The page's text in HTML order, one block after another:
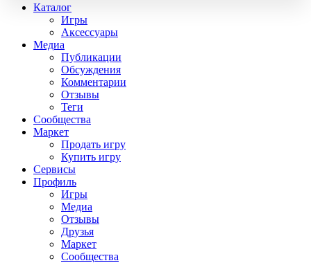
Каталог
Игры
Аксессуары
Медиа
Публикации
Обсуждения
Комментарии
Отзывы
Теги
Сообщества
Маркет
Продать игру
Купить игру
Сервисы
Профиль
Игры
Медиа
Отзывы
Друзья
Маркет
Сообщества